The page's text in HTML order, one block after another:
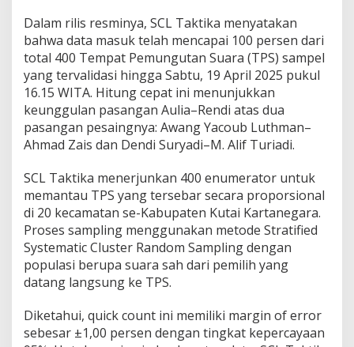
Dalam rilis resminya, SCL Taktika menyatakan
bahwa data masuk telah mencapai 100 persen dari
total 400 Tempat Pemungutan Suara (TPS) sampel
yang tervalidasi hingga Sabtu, 19 April 2025 pukul
16.15 WITA. Hitung cepat ini menunjukkan
keunggulan pasangan Aulia–Rendi atas dua
pasangan pesaingnya: Awang Yacoub Luthman–
Ahmad Zais dan Dendi Suryadi–M. Alif Turiadi.
SCL Taktika menerjunkan 400 enumerator untuk
memantau TPS yang tersebar secara proporsional
di 20 kecamatan se-Kabupaten Kutai Kartanegara.
Proses sampling menggunakan metode Stratified
Systematic Cluster Random Sampling dengan
populasi berupa suara sah dari pemilih yang
datang langsung ke TPS.
Diketahui, quick count ini memiliki margin of error
sebesar ±1,00 persen dengan tingkat kepercayaan